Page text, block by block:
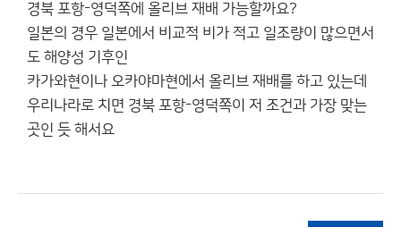
경북 포항-영덕쪽에 올리브 재배 가능할까요?
일본의 경우 일본에서 비교적 비가 적고 일조량이 많으면서
도 해양성 기후인
카가와현이나 오카야마현에서 올리브 재배를 하고 있는데
우리나라로 치면 경북 포항-영덕쪽이 저 조건과 가장 맞는
곳인 듯 해서요